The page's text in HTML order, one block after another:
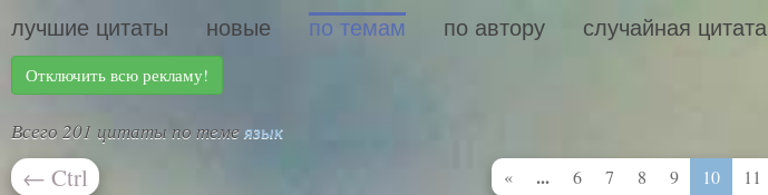
лучшие цитаты новые по темам по автору случайная цитата
Отключить всю рекламу!
Всего 201 цитаты по теме язык
← Ctrl « ... 6 7 8 9 10 11